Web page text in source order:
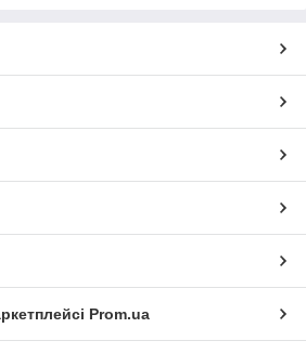
Prom.ua